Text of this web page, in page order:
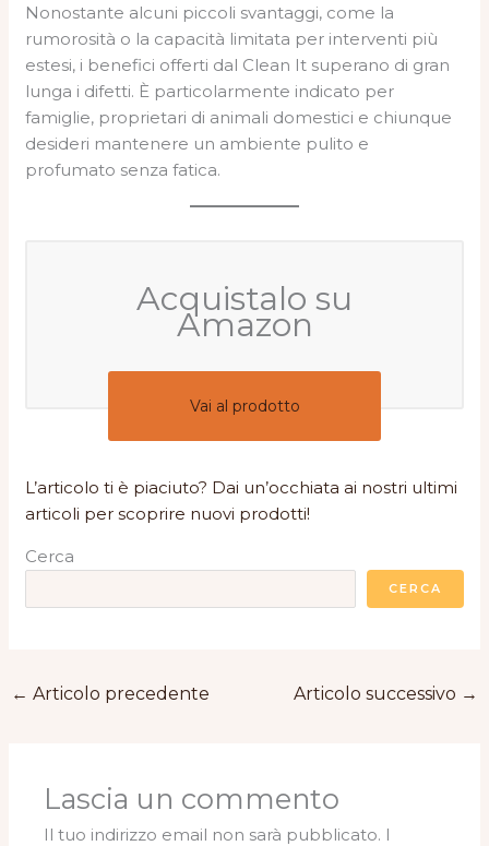
Nonostante alcuni piccoli svantaggi, come la
rumorosità o la capacità limitata per interventi più
estesi, i benefici offerti dal Clean It superano di gran
lunga i difetti. È particolarmente indicato per
famiglie, proprietari di animali domestici e chiunque
desideri mantenere un ambiente pulito e
profumato senza fatica.
Acquistalo su
Amazon
Vai al prodotto
L’articolo ti è piaciuto? Dai un’occhiata ai nostri ultimi
articoli per scoprire nuovi prodotti!
Cerca
CERCA
← Articolo precedente Articolo successivo →
Lascia un commento
Il tuo indirizzo email non sarà pubblicato. I